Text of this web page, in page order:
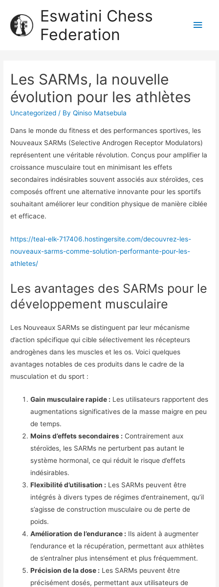
Eswatini Chess
Federation
Les SARMs, la nouvelle
évolution pour les athlètes
Uncategorized / ByQiniso Matsebula
Dans le monde du fitness et des performances sportives, les
Nouveaux SARMs (Selective Androgen Receptor Modulators)
représentent une véritable révolution. Conçus pour amplifier la
croissance musculaire tout en minimisant les effets
secondaires indésirables souvent associés aux stéroïdes, ces
composés offrent une alternative innovante pour les sportifs
souhaitant améliorer leur condition physique de manière ciblée
et efficace.
https://teal-elk-717406.hostingersite.com/decouvrez-les-
nouveaux-sarms-comme-solution-performante-pour-les-
athletes/
Les avantages des SARMs pour le
développement musculaire
Les Nouveaux SARMs se distinguent par leur mécanisme
d’action spécifique qui cible sélectivement les récepteurs
androgènes dans les muscles et les os. Voici quelques
avantages notables de ces produits dans le cadre de la
musculation et du sport :
Gain musculaire rapide : Les utilisateurs rapportent des
augmentations significatives de la masse maigre en peu
de temps.
Moins d’effets secondaires : Contrairement aux
stéroïdes, les SARMs ne perturbent pas autant le
système hormonal, ce qui réduit le risque d’effets
indésirables.
Flexibilité d’utilisation : Les SARMs peuvent être
intégrés à divers types de régimes d’entrainement, qu’il
s’agisse de construction musculaire ou de perte de
poids.
Amélioration de l’endurance : Ils aident à augmenter
l’endurance et la récupération, permettant aux athlètes
de s’entraîner plus intensément et plus fréquemment.
Précision de la dose : Les SARMs peuvent être
précisément dosés, permettant aux utilisateurs de